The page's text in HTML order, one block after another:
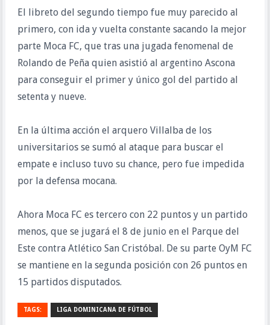
El libreto del segundo tiempo fue muy parecido al
primero, con ida y vuelta constante sacando la mejor
parte Moca FC, que tras una jugada fenomenal de
Rolando de Peña quien asistió al argentino Ascona
para conseguir el primer y único gol del partido al
setenta y nueve.
En la última acción el arquero Villalba de los
universitarios se sumó al ataque para buscar el
empate e incluso tuvo su chance, pero fue impedida
por la defensa mocana.
Ahora Moca FC es tercero con 22 puntos y un partido
menos, que se jugará el 8 de junio en el Parque del
Este contra Atlético San Cristóbal. De su parte OyM FC
se mantiene en la segunda posición con 26 puntos en
15 partidos disputados.
TAGS: LIGA DOMINICANA DE FÚTBOL